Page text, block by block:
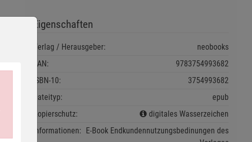
Eigenschaften
Verlag / Herausgeber:
neobooks
EAN:
9783754993682
ISBN-10:
3754993682
Dateityp:
epub
Kopierschutz:
digitales Wasserzeichen
Informationen:
E-Book Endkundennutzungsbedinungen des